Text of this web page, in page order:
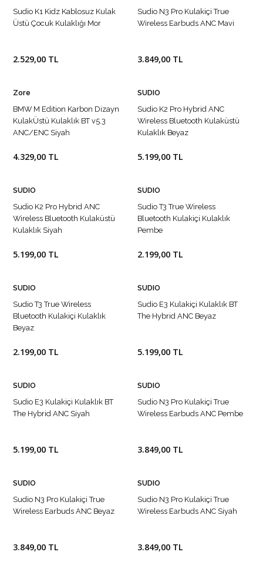
Sudio K1 Kidz Kablosuz Kulak
Üstü Çocuk Kulaklığı Mor
2.529,00 TL
Sudio N3 Pro Kulakiçi True
Wireless Earbuds ANC Mavi
3.849,00 TL
Zore
BMW M Edition Karbon Dizayn
KulakÜstü Kulaklık BT v5.3
ANC/ENC Siyah
4.329,00 TL
SUDIO
Sudio K2 Pro Hybrid ANC
Wireless Bluetooth Kulaküstü
Kulaklık Beyaz
5.199,00 TL
SUDIO
Sudio K2 Pro Hybrid ANC
Wireless Bluetooth Kulaküstü
Kulaklık Siyah
5.199,00 TL
SUDIO
Sudio T3 True Wireless
Bluetooth Kulakiçi Kulaklık
Pembe
2.199,00 TL
SUDIO
Sudio T3 True Wireless
Bluetooth Kulakiçi Kulaklık
Beyaz
2.199,00 TL
SUDIO
Sudio E3 Kulakiçi Kulaklık BT
The Hybrid ANC Beyaz
5.199,00 TL
SUDIO
Sudio E3 Kulakiçi Kulaklık BT
The Hybrid ANC Siyah
5.199,00 TL
SUDIO
Sudio N3 Pro Kulakiçi True
Wireless Earbuds ANC Pembe
3.849,00 TL
SUDIO
Sudio N3 Pro Kulakiçi True
Wireless Earbuds ANC Beyaz
3.849,00 TL
SUDIO
Sudio N3 Pro Kulakiçi True
Wireless Earbuds ANC Siyah
3.849,00 TL